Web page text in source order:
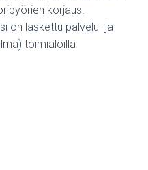
korjaus.
on laskettu palvelu- ja
toimialoilla